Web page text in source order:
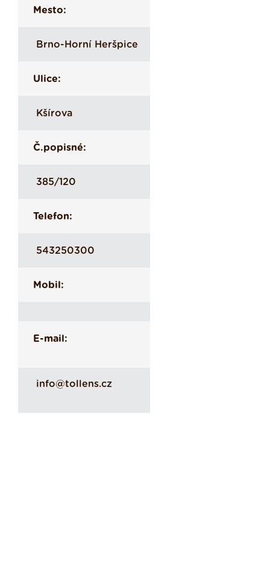
Mesto:
Brno-Horní Heršpice
Ulice:
Kšírova
Č.popisné:
385/120
Telefon:
543250300
Mobil:
E-mail:
info@tollens.cz